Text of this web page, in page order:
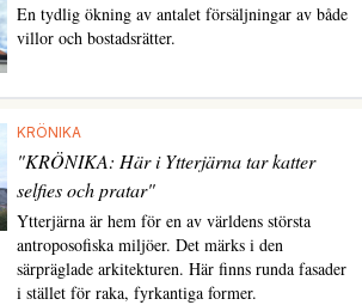
En tydlig ökning av antalet försäljningar av både
villor och bostadsrätter.
KRÖNIKA
"KRÖNIKA: Här i Ytterjärna tar katter
selfies och pratar"
Ytterjärna är hem för en av världens största
antroposofiska miljöer. Det märks i den
särpräglade arkitekturen. Här finns runda fasader
i stället för raka, fyrkantiga former.